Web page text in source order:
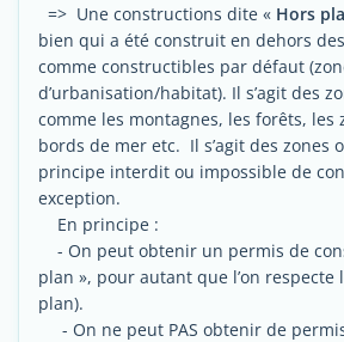
=> Une constructions dite « Hors
bien qui a été construit en dehors
comme constructibles par défaut
d’urbanisation/habitat). Il s’agit des
comme les montagnes, les forêts, les
bords de mer etc. Il s’agit des zones
principe interdit ou impossible de
exception.
En principe :
- On peut obtenir un permis de
plan », pour autant que l’on respecte
plan).
- On ne peut PAS obtenir de